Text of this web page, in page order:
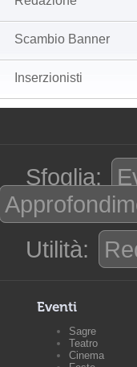
Scambio Banner
Inserzionisti
Sfoglia:
Utilità:
Eventi
Sagre
Teatro
Cinema